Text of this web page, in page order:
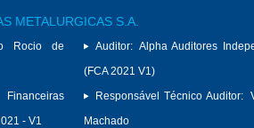
METALURGICAS S.A.
Rocio de
- V1
Auditor: Alpha Auditores
(FCA 2021 V1)
Responsável Técnico Auditor:
Machado